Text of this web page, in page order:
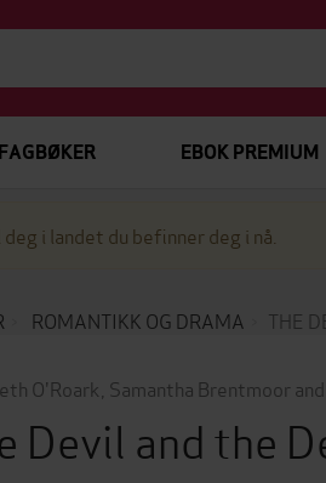
FAGBØKER EBOK PREMIUM
i landet du befinner deg i nå.
ROMANTIKK OG DRAMA THE
O'Roark Samantha Brentmoor
Devil and the